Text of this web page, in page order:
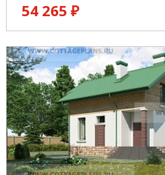
54 265 ₽